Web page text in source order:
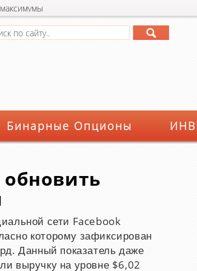
Бинарные Опционы
обновить
сети Facebook
которому зафиксирован
Данный показатель даже
выручку на уровне $6,02